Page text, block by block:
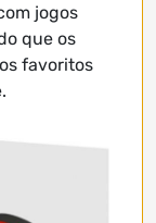
jogos
que os
favoritos